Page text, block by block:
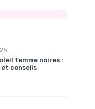
femme noires :
et conseils